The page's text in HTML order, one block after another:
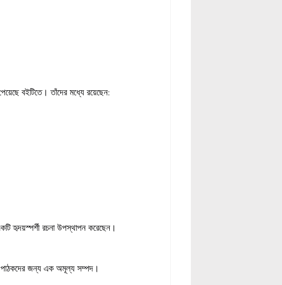
বইটিতে। তাঁদের মধ্যে রয়েছেন:
হৃদয়স্পর্শী রচনা উপস্থাপন করেছেন।
পাঠকদের জন্য এক অমূল্য সম্পদ।